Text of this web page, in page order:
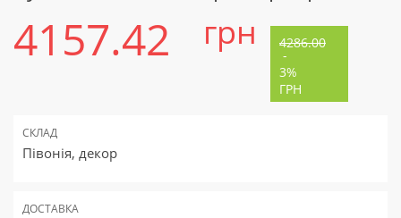
4157.42 грн 4286.00
-
3%
ГРН
СКЛАД
Півонія, декор
ДОСТАВКА